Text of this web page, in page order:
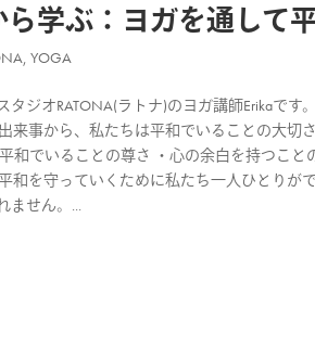
学ぶ：ヨガを通して
,YOGA
ジオRATONA(ラトナ)のヨガ講師Erikaで
来事から、私たちは平和でいることの大切
和でいることの尊さ ・心の余白を持つこ
和を守っていくために私たち一人ひとりが
ません。...